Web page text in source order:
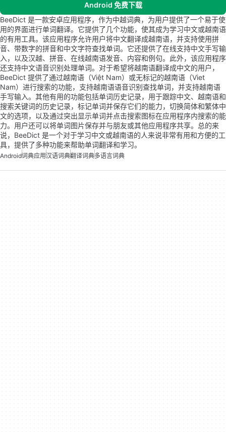
Android 免费下载
BeeDict 是一款安卓应用程序，作为中越词典，为用户提供了一个易于使
用的界面进行单词翻译。它提供了几个功能，使其成为学习中文或越南语
的有用工具。该应用程序允许用户将中文翻译成越南语，并支持使用拼
音、带数字的拼音和中文字符查找单词。它还提供了在线支持中文手写输
入，以及汉越、拼音、在线越南语发音、内容和例句。此外，该应用程序
还支持中文语音识别处理单词。对于希望将越南语翻译成中文的用户，
BeeDict 提供了通过越南语（Việt Nam）或无标记的越南语（Viet
Nam）进行搜索的功能，支持越南语语音识别查找单词，并支持越南语
手写输入。其他有用的功能包括单词历史记录，用于跟踪中文、越南语和
搜索关键词的历史记录，标记单词并保存它们的能力，切换简体和繁体中
文的选项，以及通过突出显示单词并点击搜索图标在应用程序内搜索的能
力。用户还可以将单词图片保存并与朋友或其他应用程序共享。总的来
说，BeeDict 是一个对于学习中文或越南语的人来说非常有用和方便的工
具，提供了多种功能来帮助单词翻译和学习。
Android词典应用汉语词典翻译词典多语言词典